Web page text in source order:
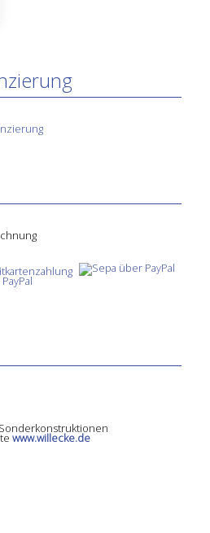
www.willecke.de